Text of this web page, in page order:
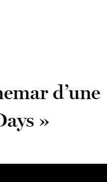
d’une
»